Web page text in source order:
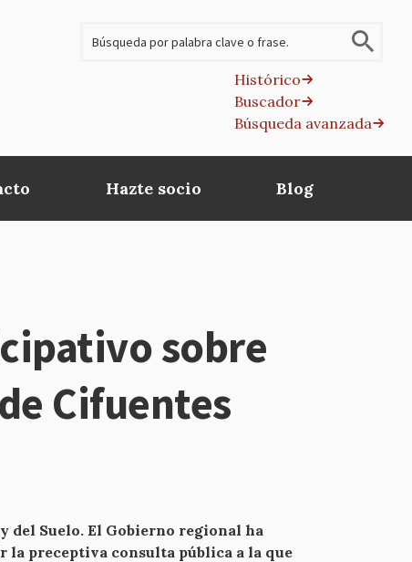
Histórico
Buscador
Búsqueda avanzada
Hazte socio Blog
sobre
Cifuentes
del Suelo. El Gobierno regional ha
la preceptiva consulta pública a la que